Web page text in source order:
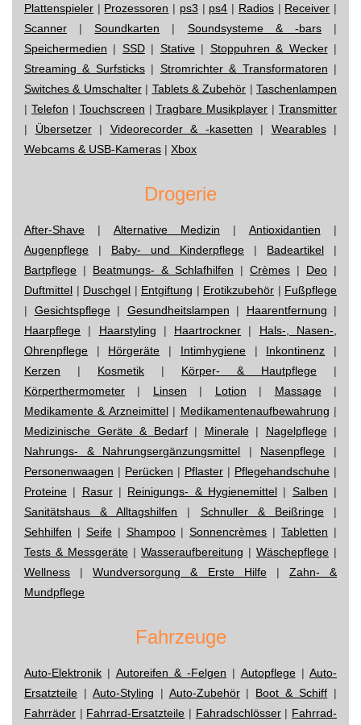
Plattenspieler | Prozessoren | ps3 | ps4 | Radios| Receiver |
Scanner |Soundkarten | Soundsysteme & -bars|
Speichermedien | SSD| Stative| Stoppuhren & Wecker|
Streaming & Surfsticks| Stromrichter & Transformatoren |
Switches & Umschalter| Tablets & Zubehör | Taschenlampen
| Telefon | Touchscreen |Tragbare Musikplayer | Transmitter
| Übersetzer| Videorecorder & -kasetten | Wearables|
Webcams & USB-Kameras | Xbox
Drogerie
After-Shave | Alternative Medizin | Antioxidantien |
Augenpflege | Baby- und Kinderpflege | Badeartikel |
Bartpflege | Beatmungs- & Schlafhilfen | Crèmes | Deo |
Duftmittel | Duschgel | Entgiftung | Erotikzubehör | Fußpflege
| Gesichtspflege| Gesundheitslampen | Haarentfernung |
Haarpflege | Haarstyling | Haartrockner | Hals-, Nasen-,
Ohrenpflege | Hörgeräte | Intimhygiene| Inkontinenz |
Kerzen | Kosmetik | Körper- & Hautpflege |
Körperthermometer | Linsen | Lotion | Massage|
Medikamente & Arzneimittel| Medikamentenaufbewahrung |
Medizinische Geräte & Bedarf| Minerale| Nagelpflege|
Nahrungs- & Nahrungsergänzungsmittel | Nasenpflege |
Personenwaagen | Perücken | Pflaster | Pflegehandschuhe |
Proteine | Rasur| Reinigungs- & Hygienemittel | Salben |
Sanitätshaus & Alltagshilfen | Schnuller & Beißringe|
Sehhilfen | Seife| Shampoo|Sonnencrèmes |Tabletten |
Tests & Messgeräte | Wasseraufbereitung | Wäschepflege |
Wellness |Wundversorgung & Erste Hilfe| Zahn- &
Mundpflege
Fahrzeuge
Auto-Elektronik | Autoreifen & -Felgen | Autopflege| Auto-
Ersatzteile | Auto-Styling | Auto-Zubehör| Boot & Schiff |
Fahrräder | Fahrrad-Ersatzteile | Fahradschlösser| Fahrrad-